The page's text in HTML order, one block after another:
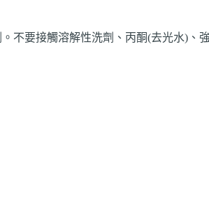
不要接觸溶解性洗劑、丙酮(去光水)、